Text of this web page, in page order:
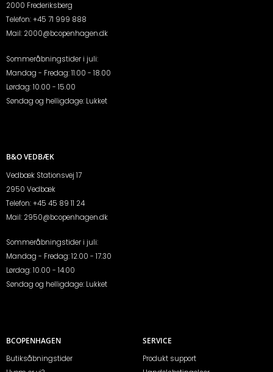
2000 Frederiksberg
Telefon:+45 71 999 888
Mail: 2000@bcopenhagen.dk
Sommeråbningstider i juli:
Mandag - Fredag: 11.00 - 18.00
Lørdag: 10.00 - 15.00
Søndag og helligdage: Lukket
B&O VEDBÆK
Vedbæk Stationsvej 17
2950 Vedbæk
Telefon:+45 45 89 11 24
Mail: 2950@bcopenhagen.dk
Sommeråbningstider i juli:
Mandag - Fredag: 12.00 - 17.30
Lørdag: 10.00 - 14.00
Søndag og helligdage: Lukket
BCOPENHAGEN
Butiksåbningstider
SERVICE
Produkt support